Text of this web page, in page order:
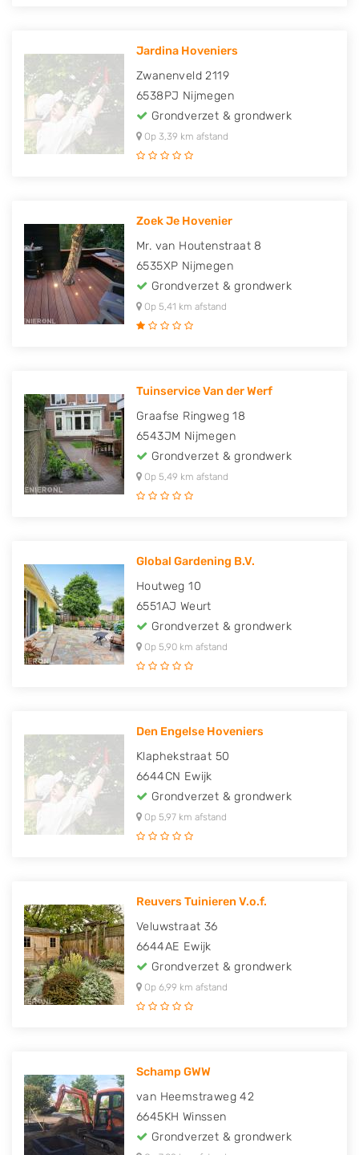
Jardina Hoveniers
Zwanenveld 2119
6538PJ Nijmegen
Grondverzet & grondwerk
Op 3,39 km afstand
Zoek Je Hovenier
Mr. van Houtenstraat 8
6535XP Nijmegen
Grondverzet & grondwerk
Op 5,41 km afstand
Tuinservice Van der Werf
Graafse Ringweg 18
6543JM Nijmegen
Grondverzet & grondwerk
Op 5,49 km afstand
Global Gardening B.V.
Houtweg 10
6551AJ Weurt
Grondverzet & grondwerk
Op 5,90 km afstand
Den Engelse Hoveniers
Klaphekstraat 50
6644CN Ewijk
Grondverzet & grondwerk
Op 5,97 km afstand
Reuvers Tuinieren V.o.f.
Veluwstraat 36
6644AE Ewijk
Grondverzet & grondwerk
Op 6,99 km afstand
Schamp GWW
van Heemstraweg 42
6645KH Winssen
Grondverzet & grondwerk